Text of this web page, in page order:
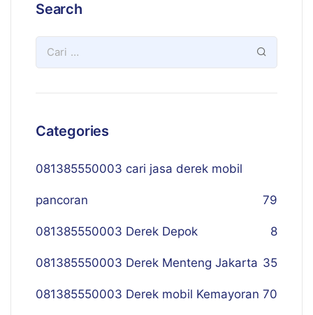
Search
Categories
081385550003 cari jasa derek mobil
pancoran 79
081385550003 Derek Depok 8
081385550003 Derek Menteng Jakarta 35
081385550003 Derek mobil Kemayoran 70